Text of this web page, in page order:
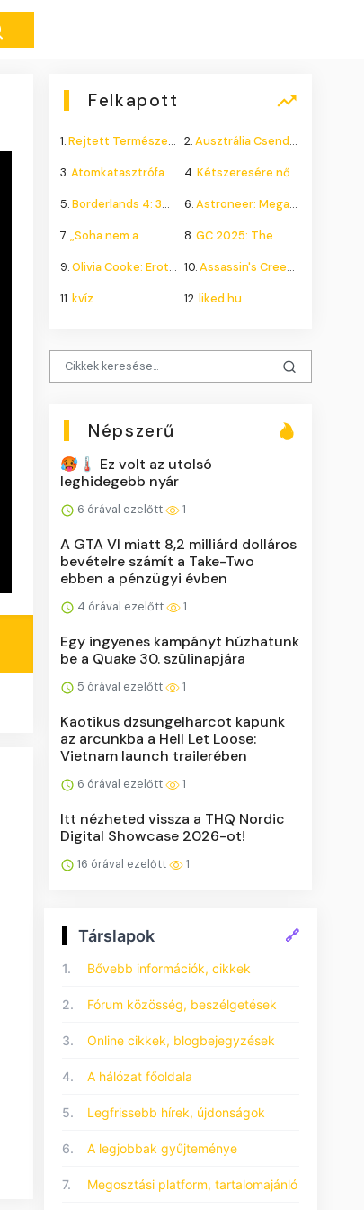
Felkapott
1.Rejtett Természeti Csoda 2.Ausztrália Csendes Összeomlása
3.Atomkatasztrófa 1985: A 4.Kétszeresére nőhet a
5.Borderlands 4: 300.000+ 6.Astroneer: Megatech DLC
7.„Soha nem a 8.GC 2025: The
9.Olivia Cooke: Erotikus 10.Assassin's Creed Shadows
11.kvíz 12.liked.hu
Népszerű
🥵🌡️ Ez volt az utolsó
leghidegebb nyár
6 órával ezelőtt 1
A GTA VI miatt 8,2 milliárd dolláros
bevételre számít a Take-Two
ebben a pénzügyi évben
4 órával ezelőtt 1
Egy ingyenes kampányt húzhatunk
be a Quake 30. szülinapjára
5 órával ezelőtt 1
Kaotikus dzsungelharcot kapunk
az arcunkba a Hell Let Loose:
Vietnam launch trailerében
6 órával ezelőtt 1
Itt nézheted vissza a THQ Nordic
Digital Showcase 2026-ot!
16 órával ezelőtt 1
Társlapok 🔗
1. Bővebb információk, cikkek
2. Fórum közösség, beszélgetések
3. Online cikkek, blogbejegyzések
4. A hálózat főoldala
5. Legfrissebb hírek, újdonságok
6. A legjobbak gyűjteménye
7. Megosztási platform, tartalomajánló